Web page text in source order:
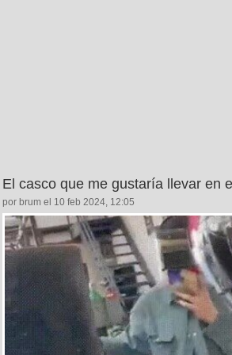
El casco que me gustaría llevar en
por brum el 10 feb 2024, 12:05